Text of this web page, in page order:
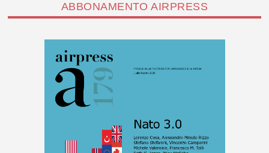
ABBONAMENTO AIRPRESS